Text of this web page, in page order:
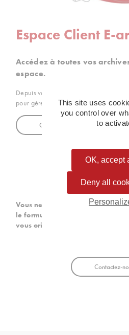
Espace Client E-
Accédez à toutes vos
espace.
Depuis votre Espace Client E-archiv,
pour gérer simplement toutes vos
Connectez-vous à E-Archiv
Vous ne savez pas quel Espace
le formulaire ci-dessous pour
vous oriente vers votre Interface
Contactez-
This site uses
you control over
to
OK, accept
Deny all